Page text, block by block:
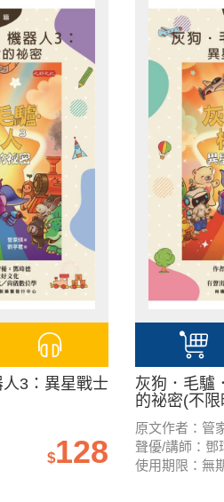
3：異星戰士
$128
灰狗．毛驢
的祕密(不限
原文作者：管
聲優/講師：鄧
使用期限：無